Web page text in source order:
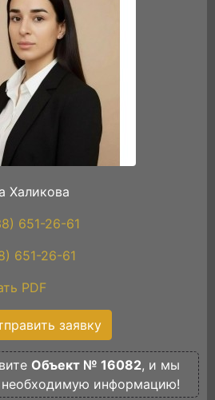
Халикова
651-26-61
651-26-61
PDF
заявку
Объект № 16082, и мы
информацию!